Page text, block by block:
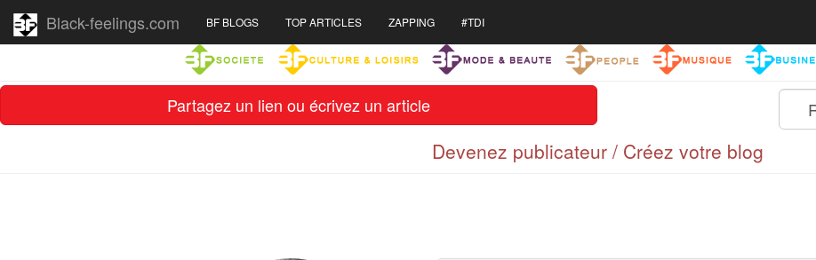
Partagez un lien ou écrivez un article
Black-feelings.com BF BLOGS TOP ARTICLES ZAPPING #TDI
Devenez publicateur / Créez votre blog